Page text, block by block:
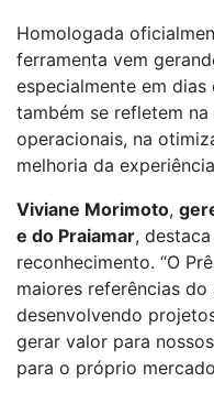
Homologada
ferramenta vem
especialmente em
também se refletem
operacionais, na
melhoria da
Viviane Morimoto,
e do Praiamar,
reconhecimento. “O
maiores referências
desenvolvendo
gerar valor para
para o próprio